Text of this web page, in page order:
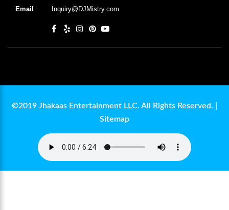
Email Inquiry@DJMistry.com
©2019 Jhakaas Entertainment LLC. All Rights Reserved. |
Sitemap